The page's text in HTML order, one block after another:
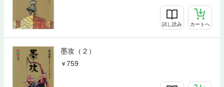
試し読み カートへ
墨攻（２）
759